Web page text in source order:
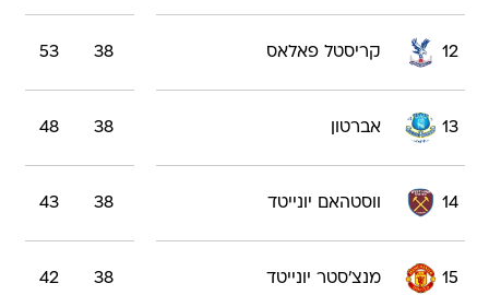
12 קריסטל פאלאס 38
53
13 אברטון 38
48
14 ווסטהאם יונייטד 38
43
15 מנצ'סטר יונייטד 38
42